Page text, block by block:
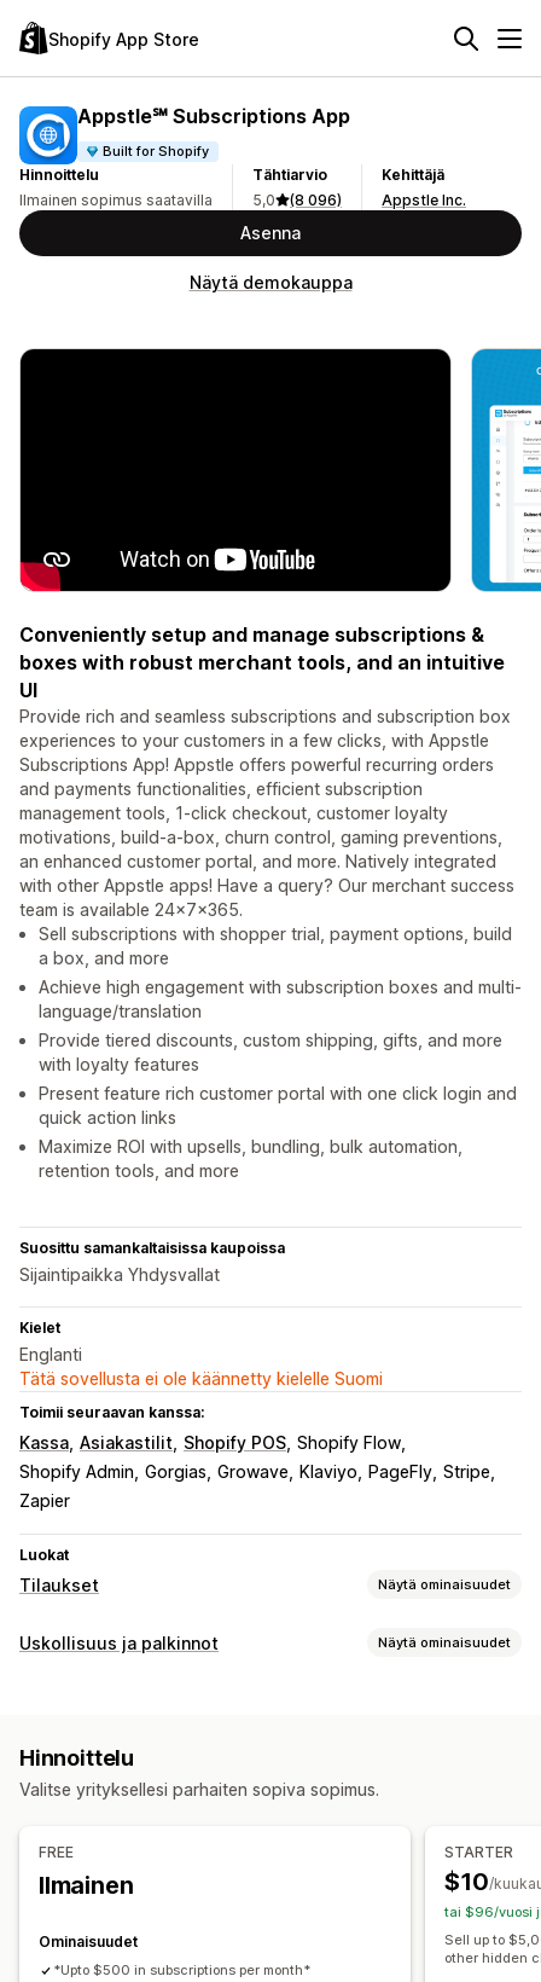
Shopify App Store
Appstle℠ Subscriptions App
Built for Shopify
Hinnoittelu
Ilmainen sopimus saatavilla
Tähtiarvio
5,0
(8 096)
Kehittäjä
Appstle Inc.
Asenna
Näytä demokauppa
Conveniently setup and manage subscriptions &
boxes with robust merchant tools, and an intuitive
UI
Provide rich and seamless subscriptions and subscription box
experiences to your customers in a few clicks, with Appstle
Subscriptions App! Appstle offers powerful recurring orders
and payments functionalities, efficient subscription
management tools, 1-click checkout, customer loyalty
motivations, build-a-box, churn control, gaming preventions,
an enhanced customer portal, and more. Natively integrated
with other Appstle apps! Have a query? Our merchant success
team is available 24x7x365.
Sell subscriptions with shopper trial, payment options, build
a box, and more
Achieve high engagement with subscription boxes and multi-
language/translation
Provide tiered discounts, custom shipping, gifts, and more
with loyalty features
Present feature rich customer portal with one click login and
quick action links
Maximize ROI with upsells, bundling, bulk automation,
retention tools, and more
Suosittu samankaltaisissa kaupoissa
Sijaintipaikka Yhdysvallat
Kielet
Englanti
Tätä sovellusta ei ole käännetty kielelle Suomi
Toimii seuraavan kanssa:
Kassa Asiakastilit Shopify POS Shopify Flow
Shopify Admin Gorgias Growave Klaviyo PageFly Stripe
Zapier
Luokat
Tilaukset Näytä ominaisuudet
Toistotilaustyypit
Fyysiset tuotteet
Toistuvat maksut
Kiinteä hinnoittelu
Porrastettu hinnoittelu
Käyttäjäkohtainen hinnoittelu
Dynaaminen hinnoittelu
Mukautettu hinnoittelu
Uskollisuus ja palkinnot Näytä ominaisuudet
Kumppanuusohjelmat
Mukautetut ohjelmat
Ilmainen toimitus
Käyttö yksinoikeudella
Tunnukset
Mukautetut palkkiot
Hinnoittelu
Valitse yrityksellesi parhaiten sopiva sopimus.
FREE
Ilmainen
Ominaisuudet
*Upto $500 in subscriptions per month*
STARTER
$10/
tai $96/vuosi
Sell up to
other hidden